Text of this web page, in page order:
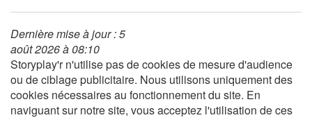
Dernière mise à jour : 5
août 2026 à 08:10
Storyplay'r n'utilise pas de cookies de mesure d'audience
ou de ciblage publicitaire. Nous utilisons uniquement des
cookies nécessaires au fonctionnement du site. En
naviguant sur notre site, vous acceptez l'utilisation de ces